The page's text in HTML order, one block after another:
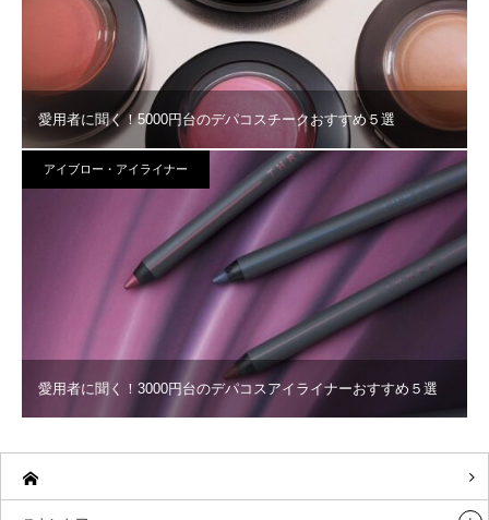
愛用者に聞く！5000円台のデパコスチークおすすめ５選
アイブロー・アイライナー
愛用者に聞く！3000円台のデパコスアイライナーおすすめ５選